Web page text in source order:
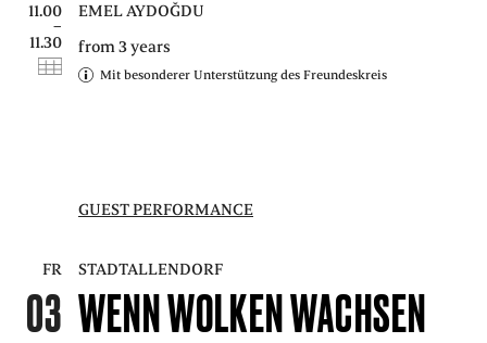
11.00
–
11.30
EMEL AYDOĞDU
from 3 years
Mit besonderer Unterstützung des Freundeskreis
GUEST PERFORMANCE
FR
03
STADTALLENDORF
WENN WOLKEN WACHSEN